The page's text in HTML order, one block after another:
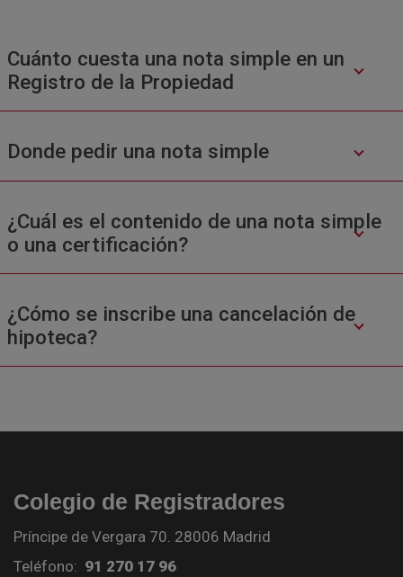
Cuánto cuesta una nota simple en un
Registro de la Propiedad
Donde pedir una nota simple
¿Cuál es el contenido de una nota simple
o una certificación?
¿Cómo se inscribe una cancelación de
hipoteca?
Colegio de Registradores
Príncipe de Vergara 70. 28006 Madrid
Teléfono: 91 270 17 96